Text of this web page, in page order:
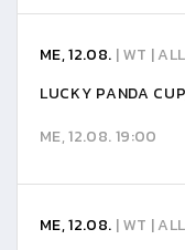
ME, 12.08. | WT |
LUCKY PANDA
ME, 12.08. 19:00
ME, 12.08. | WT |